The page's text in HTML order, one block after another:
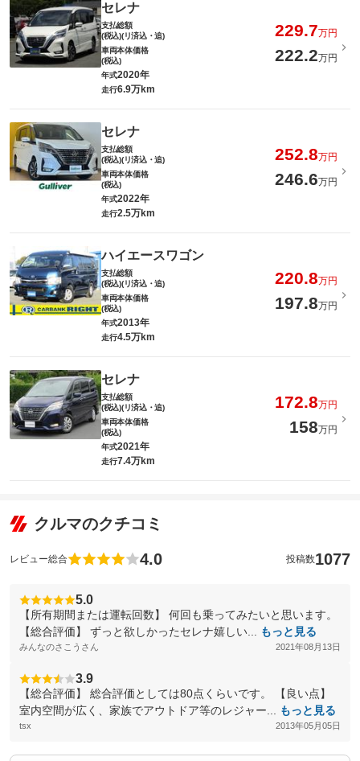
セレナ
支払総額
(税込)(リ済込・追)
229.7万円
車両本体価格
(税込)
222.2万円
年式2020年
走行6.9万km
セレナ
支払総額
(税込)(リ済込・追)
252.8万円
車両本体価格
(税込)
246.6万円
年式2022年
走行2.5万km
ハイエースワゴン
支払総額
(税込)(リ済込・追)
220.8万円
車両本体価格
(税込)
197.8万円
年式2013年
走行4.5万km
セレナ
支払総額
(税込)(リ済込・追)
172.8万円
車両本体価格
(税込)
158万円
年式2021年
走行7.4万km
クルマのクチコミ
レビュー総合 4.0 投稿数1077
5.0
【所有期間または運転回数】 何回も乗ってみたいと思います。
【総合評価】 ずっと欲しかったセレナ嬉しい...
もっと見る
みんなのさこうさん 2021年08月13日
3.9
【総合評価】 総合評価としては80点くらいです。 【良い点】
室内空間が広く、家族でアウトドア等のレジャー...
もっと見る
tsx 2013年05月05日